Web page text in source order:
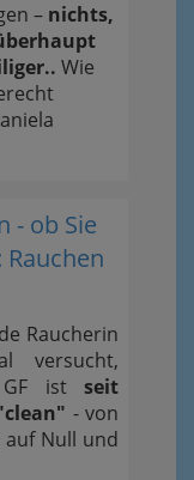
– nichts,
Wie
- ob Sie
Raucherin
versucht,
GF ist seit
- von
auf Null und